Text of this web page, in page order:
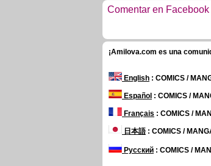
Comentar en Facebook
¡Amilova.com es una
English : COMICS /
Español : COMICS /
Français : COMICS /
日本語: COMICS /
Русский : COMICS /